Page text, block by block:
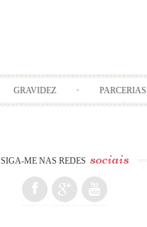
GRAVIDEZ PARCERIAS
SIGA-ME NAS REDES sociais